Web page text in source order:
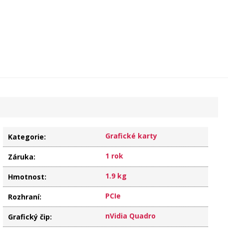
Kategorie: Grafické karty
Záruka: 1 rok
Hmotnost: 1.9 kg
Rozhraní: PCIe
Grafický čip: nVidia Quadro